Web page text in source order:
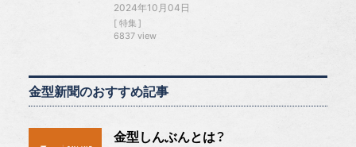
2024年10月04日
特集
6837 view
金型新聞のおすすめ記事
金型しんぶんとは？